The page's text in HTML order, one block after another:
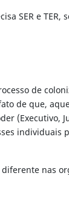
SER e
de
de que,
nas